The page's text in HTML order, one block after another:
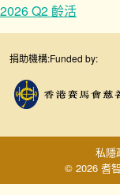
2026 Q2 齡活
捐助機構:Funded by:
© 2026 耆
私隱